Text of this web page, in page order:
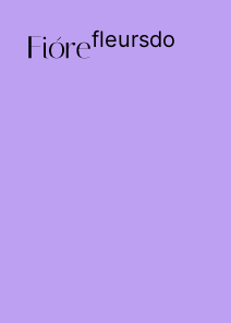
fleursdo